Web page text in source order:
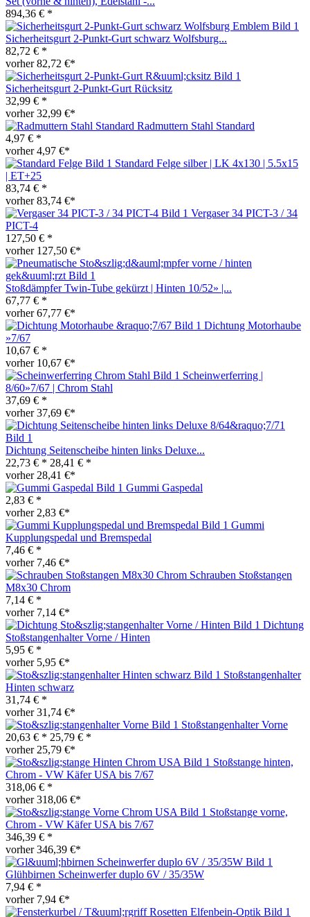
894,36 € *
Sicherheitsgurt 2-Punkt-Gurt schwarz Wolfsburg...
82,72 € *
vorher 82,72 €*
Sicherheitsgurt 2-Punkt-Gurt Rücksitz
32,99 € *
vorher 32,99 €*
Radmuttern Stahl Standard
4,97 € *
vorher 4,97 €*
Standard Felge silber | LK 4x130 | 5.5x15
| ET+25
83,74 € *
vorher 83,74 €*
Vergaser 34 PICT-3 / 34
PICT-4
127,50 € *
vorher 127,50 €*
Stoßdämpfer Twin-Tube gekürzt | Hinten 10/52» |...
67,77 € *
vorher 67,77 €*
Dichtung Motorhaube
»7/67
10,67 € *
vorher 10,67 €*
Scheinwerferring |
8/60»7/67 | Chrom Stahl
37,69 € *
vorher 37,69 €*
Dichtung Seitenscheibe hinten links Deluxe...
22,73 € * 28,41 € *
vorher 28,41 €*
Gummi Gaspedal
2,83 € *
vorher 2,83 €*
Gummi
Kupplungspedal und Bremspedal
7,46 € *
vorher 7,46 €*
Schrauben Stoßstangen
M8x30 Chrom
7,14 € *
vorher 7,14 €*
Dichtung
Stoßstangenhalter Vorne / Hinten
5,95 € *
vorher 5,95 €*
Stoßstangenhalter
Hinten schwarz
31,74 € *
vorher 31,74 €*
Stoßstangenhalter Vorne
20,63 € * 25,79 € *
vorher 25,79 €*
Stoßstange hinten,
Chrom - VW Käfer USA bis 7/67
318,06 € *
vorher 318,06 €*
Stoßstange vorne,
Chrom - VW Käfer USA bis 7/67
346,39 € *
vorher 346,39 €*
Glühbirnen Scheinwerfer duplo 6V / 35/35W
7,94 € *
vorher 7,94 €*